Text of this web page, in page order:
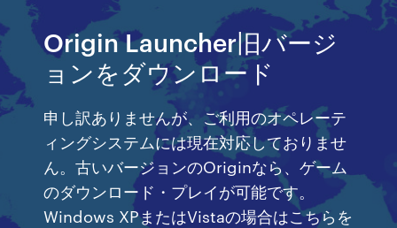
Origin Launcher旧バージ
ョンをダウンロード
申し訳ありませんが、ご利用のオペレーテ
ィングシステムには現在対応しておりませ
ん。古いバージョンのOriginなら、ゲーム
のダウンロード・プレイが可能です。
Windows XPまたはVistaの場合はこちらを